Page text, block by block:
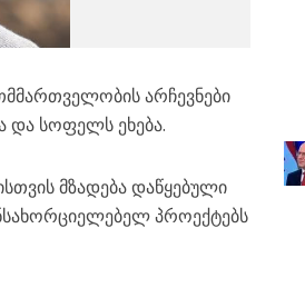
არჩევნები
და სოფელს ეხება.
მზადება დაწყებული
პროექტებს